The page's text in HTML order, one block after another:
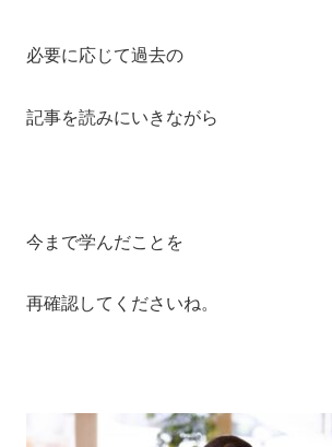
必要に応じて過去の
記事を読みにいきながら
今まで学んだことを
再確認してくださいね。